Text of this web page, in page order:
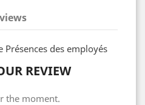
des employés
REVIEW
the moment.